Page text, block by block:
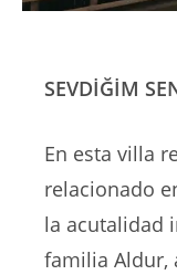
SEVDİĞİM
En esta villa
relacionado
la acutalidad
familia Aldur,